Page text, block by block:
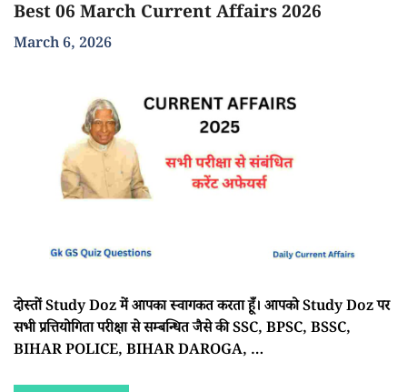
Best 06 March Current Affairs 2026
March 6, 2026
दोस्तों Study Doz में आपका स्वागकत करता हूँ। आपको Study Doz पर
सभी प्रत्तियोगिता परीक्षा से सम्बन्धित जैसे की SSC, BPSC, BSSC,
BIHAR POLICE, BIHAR DAROGA, …